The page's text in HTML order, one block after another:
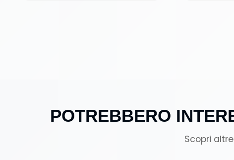
POTREBBERO
Scopri